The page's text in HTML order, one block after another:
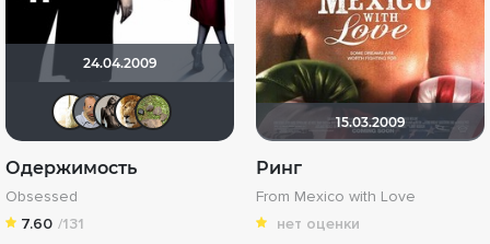
24.04.2009
olala736 murik147
xelga7421
Одержимость
Obsessed
7.60 /131
15.03.2009
Ринг
From Mexico with Love
нет оценки